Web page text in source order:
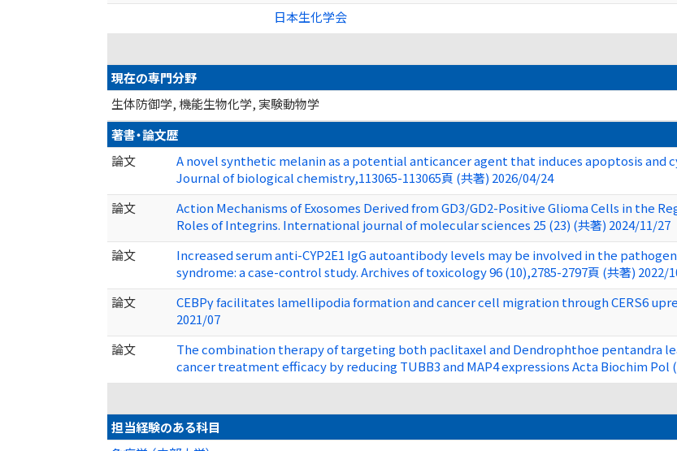
日本生化学会
現在の専門分野
生体防御学, 機能生物化学, 実験動物学
著書・論文歴
論文
A novel synthetic melanin as a potential anticancer agent that induces apoptosis
Journal of biological chemistry,113065-113065頁 (共著) 2026/04/24
論文
Action Mechanisms of Exosomes Derived from GD3/GD2-Positive Glioma Cells in the
Roles of Integrins. International journal of molecular sciences 25 (23) (共著) 2024/11/27
論文
Increased serum anti-CYP2E1 IgG autoantibody levels may be involved in the
syndrome: a case-control study. Archives of toxicology 96 (10),2785-2797頁 (共著) 2022/
論文
CEBPγ facilitates lamellipodia formation and cancer cell migration through CERS6
2021/07
論文
The combination therapy of targeting both paclitaxel and Dendrophthoe pentandra
cancer treatment efficacy by reducing TUBB3 and MAP4 expressions Acta Biochim Pol
担当経験のある科目